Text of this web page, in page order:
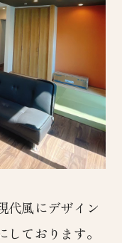
代風にデザイン
ております。